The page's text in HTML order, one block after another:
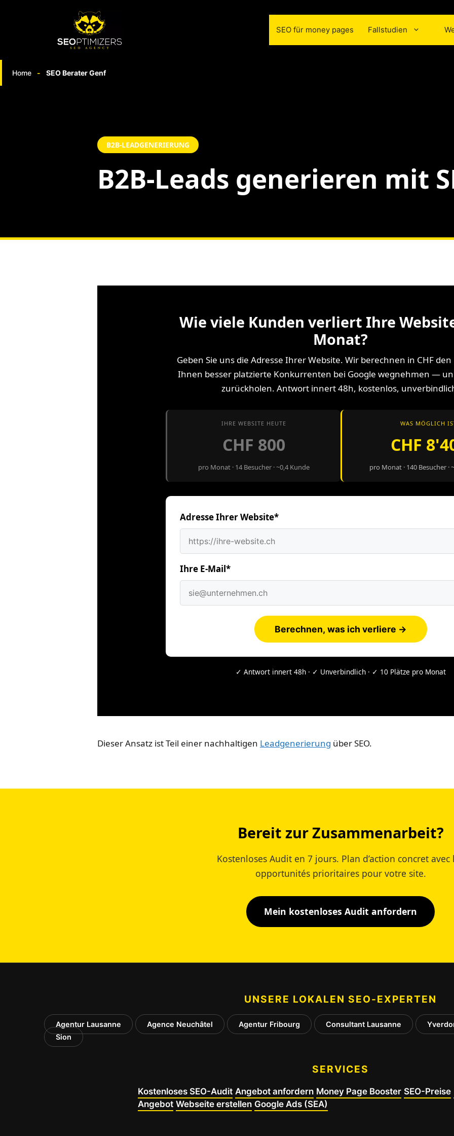
SEO für money pages Fallstudien
Home - SEO Berater Genf
B2B-LEADGENERIERUNG
B2B-Leads generieren mit
Wie viele Kunden verliert Ihre
Monat?
Geben Sie uns die Adresse Ihrer Website. Wir berechnen in CHF
Ihnen besser platzierte Konkurrenten bei Google wegnehmen —
zurückholen. Antwort innert 48h, kostenlos,
IHRE WEBSITE HEUTE
CHF 800
pro Monat · 14 Besucher · ~0,4 Kunde
WAS MÖGLICH
CHF
pro Monat · 140 Besucher ·
Adresse Ihrer Website*
Ihre E-Mail*
Berechnen, was ich verliere →
✓ Antwort innert 48h · ✓ Unverbindlich · ✓ 10 Plätze pro Monat
Dieser Ansatz ist Teil einer nachhaltigen Leadgenerierung über SEO.
Bereit zur Zusammenarbeit?
Kostenloses Audit en 7 jours. Plan d’action concret avec
opportunités prioritaires pour votre site.
Mein kostenloses Audit anfordern
UNSERE LOKALEN SEO-EXPERTEN
Agentur Lausanne Agence Neuchâtel Agentur Fribourg Consultant Lausanne
Sion
SERVICES
Kostenloses SEO-Audit Angebot anfordern Money Page Booster SEO-Preise
Angebot Webseite erstellen Google Ads (SEA)